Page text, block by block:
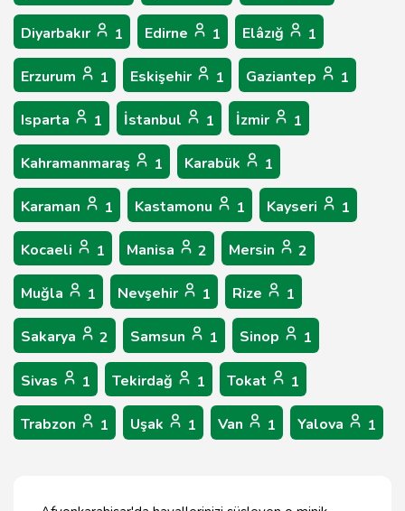
Diyarbakır 1 Edirne 1 Elâzığ 1
Erzurum 1 Eskişehir 1 Gaziantep 1
Isparta 1 İstanbul 1 İzmir 1
Kahramanmaraş 1 Karabük 1
Karaman 1 Kastamonu 1 Kayseri 1
Kocaeli 1 Manisa 2 Mersin 2
Muğla 1 Nevşehir 1 Rize 1
Sakarya 2 Samsun 1 Sinop 1
Sivas 1 Tekirdağ 1 Tokat 1
Trabzon 1 Uşak 1 Van 1 Yalova 1